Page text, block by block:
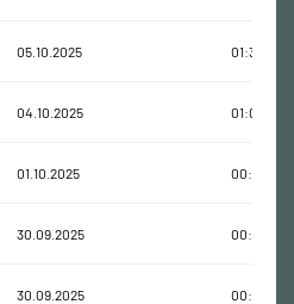
05.10.2025 01:30:15
04.10.2025 01:00:00
01.10.2025 00:35:21
30.09.2025 00:44:40
30.09.2025 00:37:07